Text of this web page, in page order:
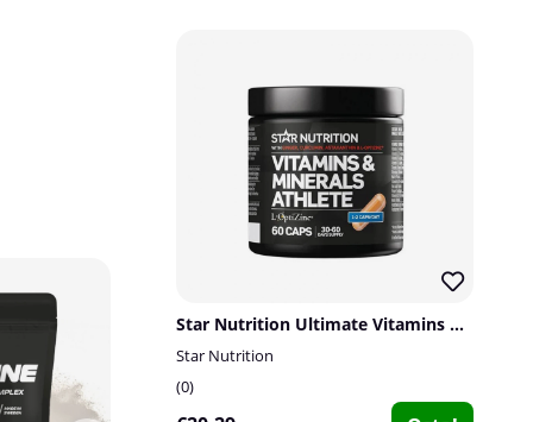
Star Nutrition Ultimate Vitamins & Minerals Athlete, 60 caps
Star Nutrition
0
14